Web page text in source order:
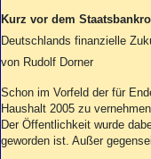
Kurz vor dem
Deutschlands finanzielle
von Rudolf Dorner
Schon im Vorfeld der für
Haushalt 2005 zu
Der Öffentlichkeit wurde
geworden ist. Außer